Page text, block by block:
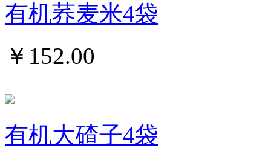
有机荞麦米4袋
￥ 152.00
有机大碴子4袋